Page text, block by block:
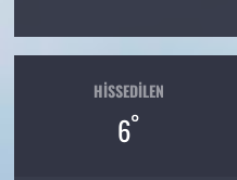
HISSEDILEN
6°